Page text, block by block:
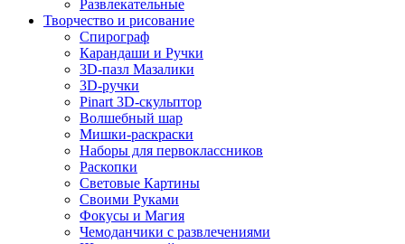
Развлекательные
Творчество и рисование
Спирограф
Карандаши и Ручки
3D-пазл Мазалики
3D-ручки
Pinart 3D-скульптор
Волшебный шар
Мишки-раскраски
Наборы для первоклассников
Раскопки
Световые Картины
Своими Руками
Фокусы и Магия
Чемоданчики с развлечениями